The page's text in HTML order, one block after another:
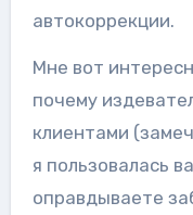
автокоррекции.
Мне вот
почему
клиентами
я пользовалась
оправдываете